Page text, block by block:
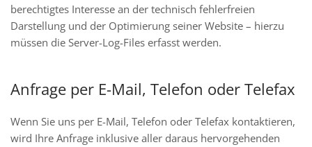
berechtigtes Interesse an der technisch fehlerfreien
Darstellung und der Optimierung seiner Website – hierzu
müssen die Server-Log-Files erfasst werden.
Anfrage per E-Mail, Telefon oder Telefax
Wenn Sie uns per E-Mail, Telefon oder Telefax kontaktieren,
wird Ihre Anfrage inklusive aller daraus hervorgehenden